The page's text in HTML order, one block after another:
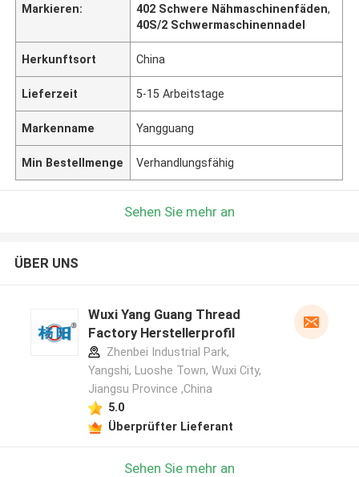
Markieren:
402 Schwere Nähmaschinenfäden,
40S/2 Schwermaschinennadel
Herkunftsort China
Lieferzeit 5-15 Arbeitstage
Markenname Yangguang
Min Bestellmenge Verhandlungsfähig
Sehen Sie mehr an
ÜBER UNS
Wuxi Yang Guang Thread
Factory Herstellerprofil
Zhenbei Industrial Park,
Yangshi, Luoshe Town, Wuxi City,
Jiangsu Province ,China
5.0
Überprüfter Lieferant
Sehen Sie mehr an